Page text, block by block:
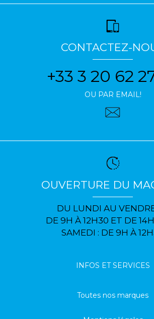
CONTACTEZ-
+33 3 20 62
OU PAR EMAIL!
OUVERTURE DU
DU LUNDI AU
DE 9H À 12H30 ET DE
SAMEDI : DE 9H À
INFOS ET SERVICES
Toutes nos marques